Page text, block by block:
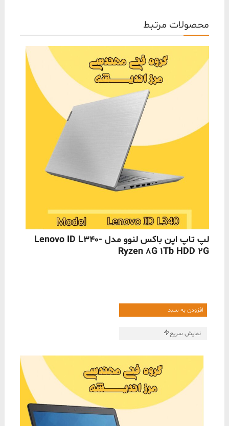
محصولات مرتبط
ناموجود
لپ تاپ اپن باکس لنوو مدل Lenovo ID L340-
Ryzen 8G 1Tb HDD 2G
افزودن به سبد
نمایش سریع